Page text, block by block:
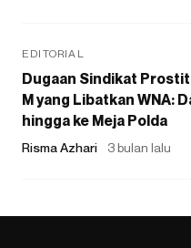
EDITORIAL
Dugaan Sindikat
M yang Libatkan WNA:
hingga ke Meja Polda
Risma Azhari 3 bulan lalu